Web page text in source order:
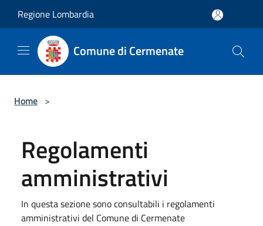
Regione Lombardia
Comune di Cermenate
Home >
Regolamenti
amministrativi
In questa sezione sono consultabili i regolamenti
amministrativi del Comune di Cermenate